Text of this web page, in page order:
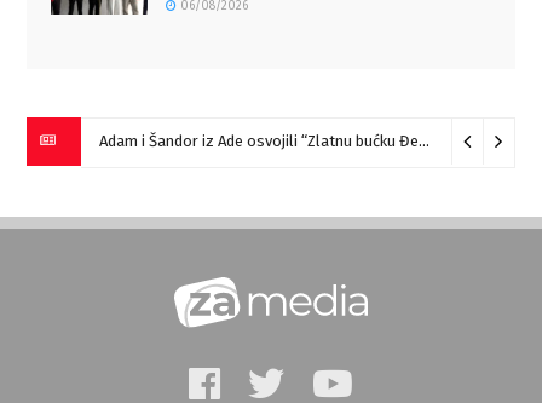
06/08/2026
Adam i Šandor iz Ade osvojili “Zlatnu bućku Đerdapa” 09/08/